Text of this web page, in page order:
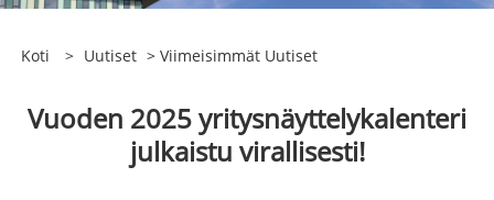
Koti > Uutiset > Viimeisimmät Uutiset
Vuoden 2025 yritysnäyttelykalenteri
julkaistu virallisesti!